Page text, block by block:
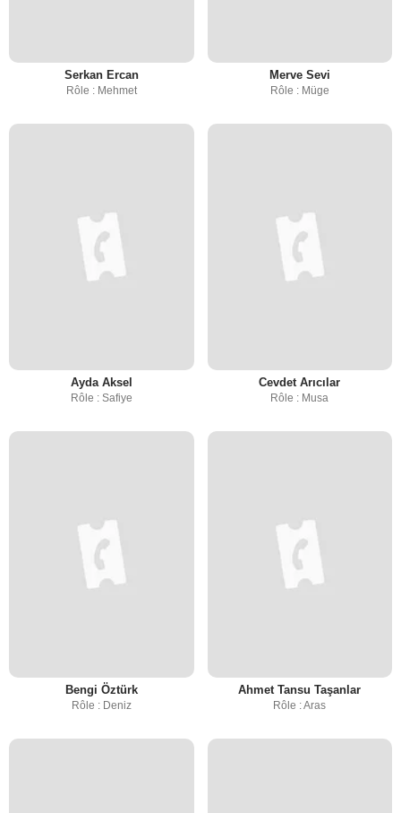
Serkan Ercan
Rôle : Mehmet
Merve Sevi
Rôle : Müge
Ayda Aksel
Rôle : Safiye
Cevdet Arıcılar
Rôle : Musa
Bengi Öztürk
Rôle : Deniz
Ahmet Tansu Taşanlar
Rôle : Aras